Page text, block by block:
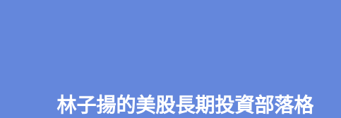
林子揚的美股長期投資部落格